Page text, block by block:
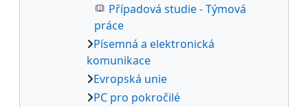
Případová studie - Týmová
práce
Písemná a elektronická
komunikace
Evropská unie
PC pro pokročilé